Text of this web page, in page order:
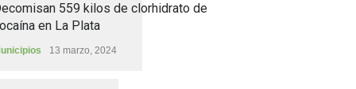
559 kilos de clorhidrato de
en La Plata
13 marzo, 2024